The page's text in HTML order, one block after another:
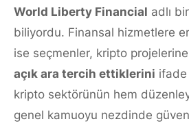
World Liberty Financial adlı
biliyordu. Finansal hizmetlere
ise seçmenler, kripto projelerine
açık ara tercih ettiklerini ifade
kripto sektörünün hem
genel kamuoyu nezdinde